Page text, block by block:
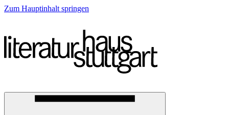
Zum Hauptinhalt springen